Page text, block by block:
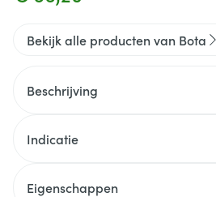
Bekijk alle producten van Bota
Beschrijving
Indicatie
Eigenschappen